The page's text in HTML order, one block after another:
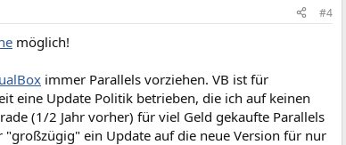
#4
möglich!
immer Parallels vorziehen. VB ist für
eine Update Politik betrieben, die ich auf keinen
(1/2 Jahr vorher) für viel Geld gekaufte Parallels
ein Update auf die neue Version für nur